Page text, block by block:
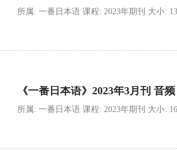
所属: 一番日本语 课程: 2023年期刊 大小:
《一番日本语》2023年3月刊 音频
所属: 一番日本语 课程: 2023年期刊 大小: